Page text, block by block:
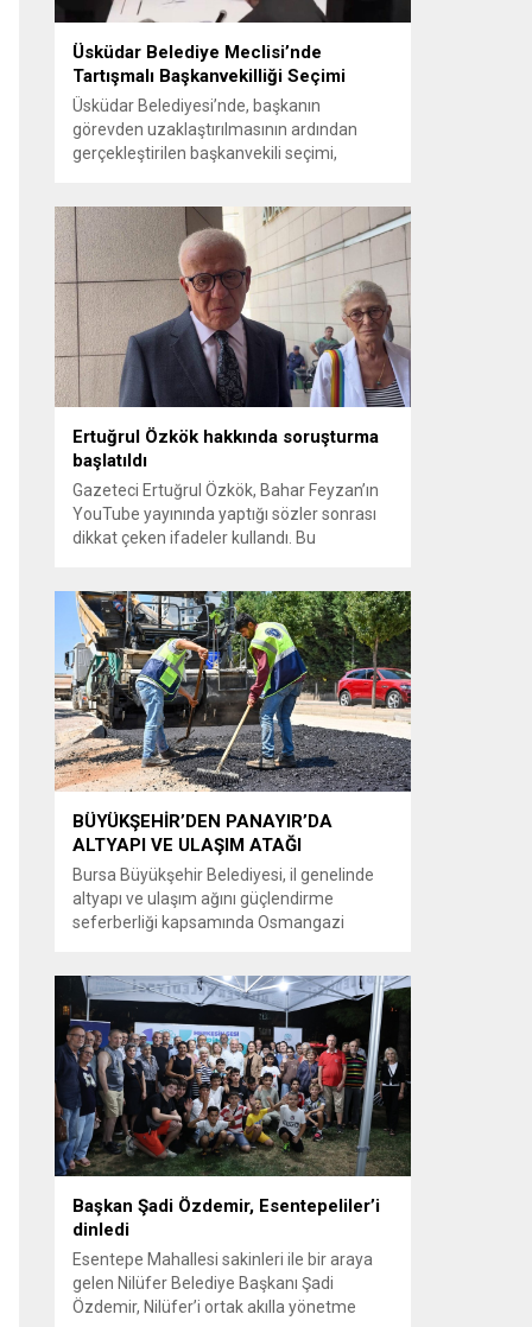
Üsküdar Belediye Meclisi’nde
Tartışmalı Başkanvekilliği Seçimi
Üsküdar Belediyesi’nde, başkanın
görevden uzaklaştırılmasının ardından
gerçekleştirilen başkanvekili seçimi,
oylamada usul ve gizlilikle ilgili ciddi iddialar
ortaya atıldı; bazı oyların geçersiz
sayılması ve meclis içindeki yönlendirmeler
kamuoyunda tepkilere yol açtı. Seçim
sürecinde yaşanan gelişmeler, parti
grupları arasındaki gerilimi artırdı. CHP’nin...
Ertuğrul Özkök hakkında soruşturma
başlatıldı
Gazeteci Ertuğrul Özkök, Bahar Feyzan’ın
YouTube yayınında yaptığı sözler sonrası
dikkat çeken ifadeler kullandı. Bu
‘Cumhurbaşkanına hakaret’ suçundan
re’sen soruşturma başlatıldı. Özkök,
hakkındaki soruşturma kapsamında
Çağlayan’daki İstanbul Adalet Sarayı’na
giderek savcılığa ifade verdi. İfadesinin
ardından adliyeden ayrıldığı bildirildi.
Programdaki sözleri ve savunması...
BÜYÜKŞEHİR’DEN PANAYIR’DA
ALTYAPI VE ULAŞIM ATAĞI
Bursa Büyükşehir Belediyesi, il genelinde
altyapı ve ulaşım ağını güçlendirme
seferberliği kapsamında Osmangazi
Büyükşehir Belediyesi, BUSKİ Genel
Müdürlüğü ve Ulaşım Dairesi Başkanlığı
koordinasyonuyla Osmangazi ilçesine bağlı
Panayır Mahallesi 3’üncü Pınar
Caddesi’nde altyapı ve üstyapıyı yenileme
çalışmalarında sona yaklaştı. Bölgenin en...
Başkan Şadi Özdemir, Esentepeliler’i
dinledi
Esentepe Mahallesi sakinleri ile bir araya
gelen Nilüfer Belediye Başkanı Şadi
Özdemir, Nilüfer’i ortak akılla yönetme